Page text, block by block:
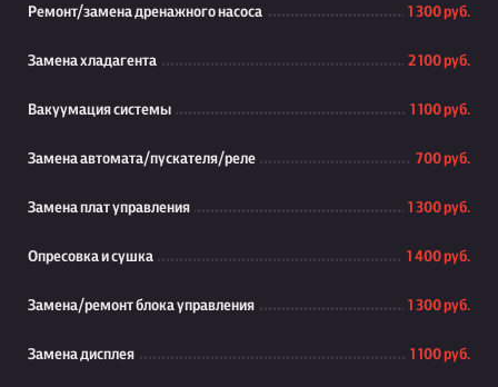
Ремонт/замена дренажного насоса 1 300 руб.
Замена хладагента 2 100 руб.
Вакуумация системы 1 100 руб.
Замена автомата/пускателя/реле 700 руб.
Замена плат управления 1 300 руб.
Опресовка и сушка 1 400 руб.
Замена/ремонт блока управления 1 300 руб.
Замена дисплея 1 100 руб.